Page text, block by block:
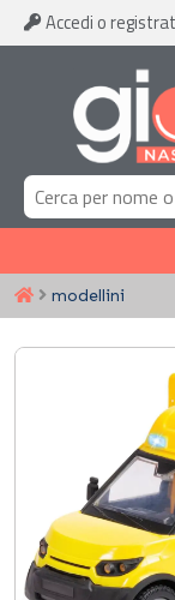
Accedi o
modellini